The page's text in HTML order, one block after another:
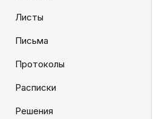
Листы
Письма
Протоколы
Расписки
Решения